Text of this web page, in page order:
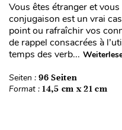
Vous êtes étranger et
conjugaison est un vrai
point ou rafraîchir vos
de rappel consacrées à
temps des verb...
Seiten : 96 Seiten
Format : 14,5 cm x 21 cm